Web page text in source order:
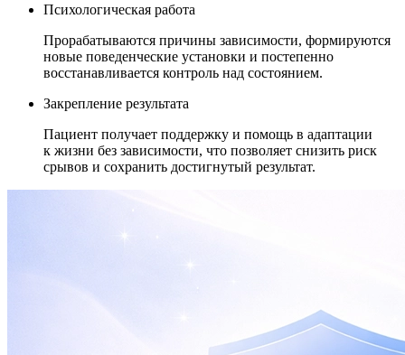
Психологическая работа
Прорабатываются причины зависимости, формируются
новые поведенческие установки и постепенно
восстанавливается контроль над состоянием.
Закрепление результата
Пациент получает поддержку и помощь в адаптации
к жизни без зависимости, что позволяет снизить риск
срывов и сохранить достигнутый результат.